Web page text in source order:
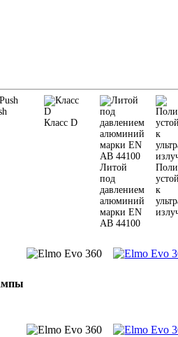
Класс D
Литой
под
давлением
алюминий
марки EN
AB 44100
к